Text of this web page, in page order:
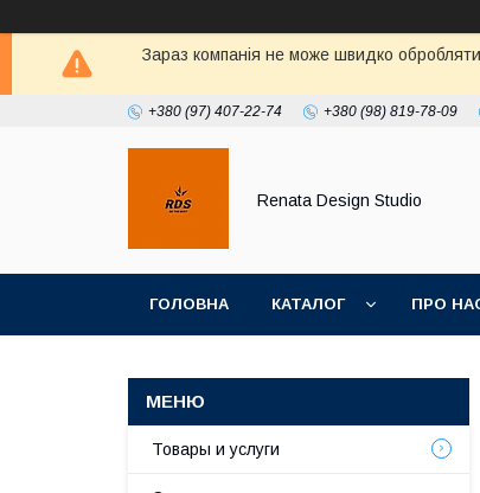
Зараз компанія не може швидко
+380 (97) 407-22-74 +380 (98) 819-78-09
Renata Design Studio
ГОЛОВНА КАТАЛОГ ПРО
Товары и услуги